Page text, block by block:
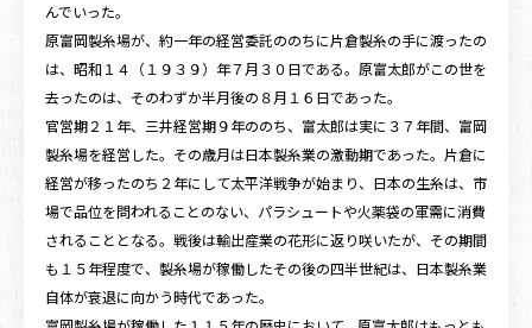
んでいった。
原富岡製糸場が、約一年の経営委託ののちに片倉製糸の手に渡ったの
は、昭和１４（１９３９）年７月３０日である。原富太郎がこの世を
去ったのは、そのわずか半月後の８月１６日であった。
官営期２１年、三井経営期９年ののち、富太郎は実に３７年間、富岡
製糸場を経営した。その歳月は日本製糸業の激動期であった。片倉に
経営が移ったのち２年にして太平洋戦争が始まり、日本の生糸は、市
場で品位を問われることのない、パラシュートや火薬袋の軍需に消費
されることとなる。戦後は輸出産業の花形に返り咲いたが、その期間
も１５年程度で、製糸場が稼働したその後の四半世紀は、日本製糸業
自体が衰退に向かう時代であった。